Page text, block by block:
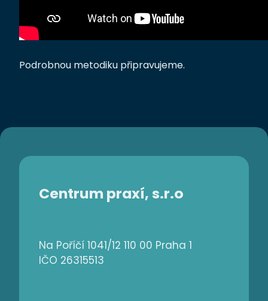
Podrobnou metodiku připravujeme.
Centrum praxí, s.r.o
Na Poříčí 1041/12 110 00 Praha 1
IČO 26315513